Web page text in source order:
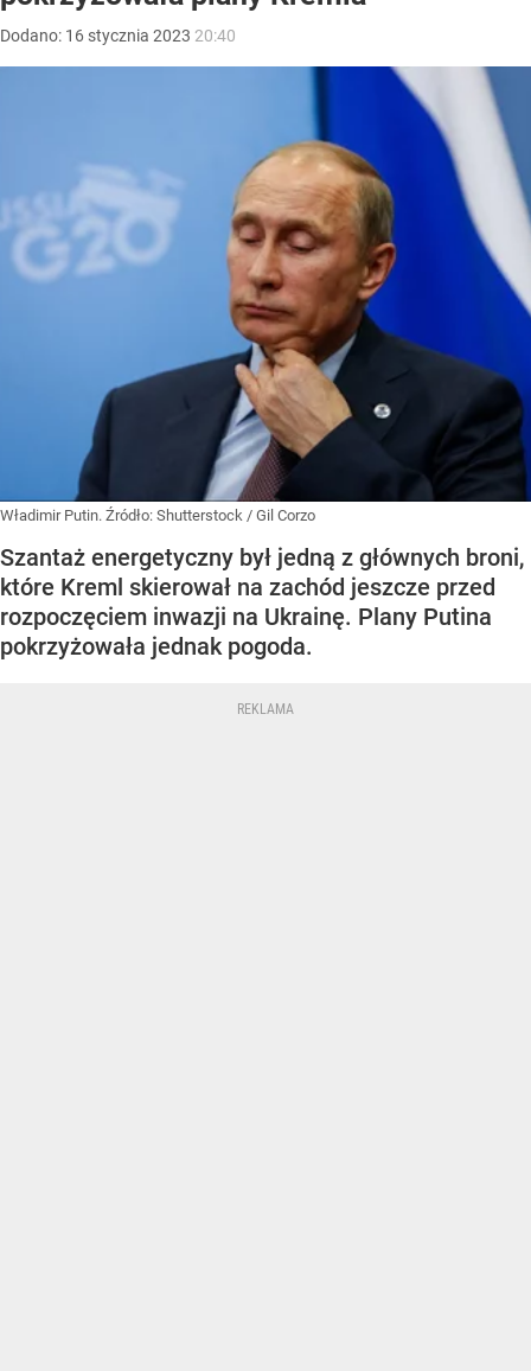
Dodano: 16 stycznia 2023 20:40
Władimir Putin. Źródło: Shutterstock / Gil Corzo
Szantaż energetyczny był jedną z głównych broni,
które Kreml skierował na zachód jeszcze przed
rozpoczęciem inwazji na Ukrainę. Plany Putina
pokrzyżowała jednak pogoda.